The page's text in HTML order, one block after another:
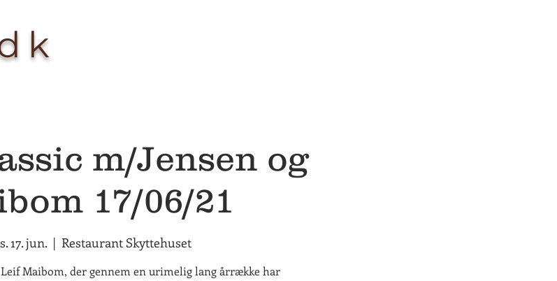
m/Jensen og
17/06/21
17. jun.
  |
Restaurant Skyttehuset
Maibom, der gennem en urimelig lang årrække har